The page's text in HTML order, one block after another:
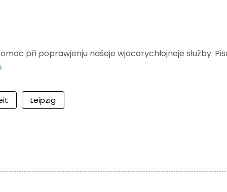
při poprawjenju našeje wjacorychłojneje słužby.
.
Leipzig